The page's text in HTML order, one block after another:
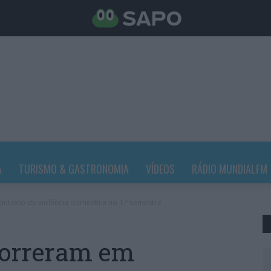
TURISMO & GASTRONOMIA VÍDEOS RÁDIO MUNDIALFM
em